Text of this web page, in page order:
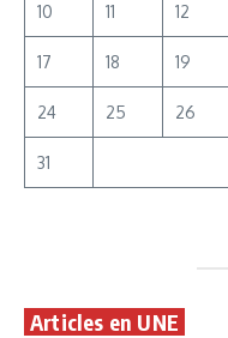
10 11 12
17 18 19
24 25 26
31
Articles en UNE